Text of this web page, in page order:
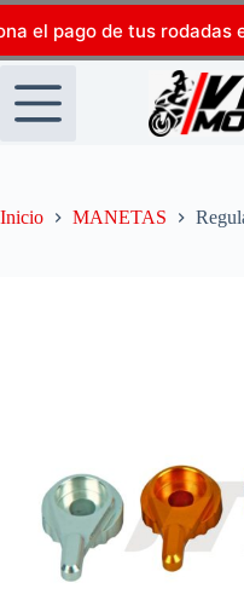
el pago de tus rodadas
Inicio MANETAS